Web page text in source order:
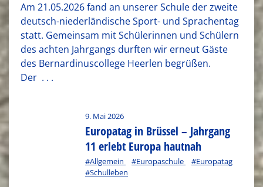
Am 21.05.2026 fand an unserer Schule der zweite
deutsch-niederländische Sport- und Sprachentag
statt. Gemeinsam mit Schülerinnen und Schülern
des achten Jahrgangs durften wir erneut Gäste
des Bernardinuscollege Heerlen begrüßen.
Der . . .
9. Mai 2026
Europatag in Brüssel – Jahrgang
11 erlebt Europa hautnah
#Allgemein #Europaschule
#Europatag
#Schulleben